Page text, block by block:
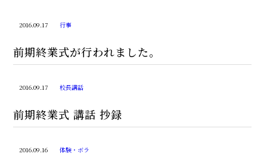
2016.09.17 行事
前期終業式が行われました。
2016.09.17 校長講話
前期終業式 講話 抄録
2016.09.16 体験・ボラ